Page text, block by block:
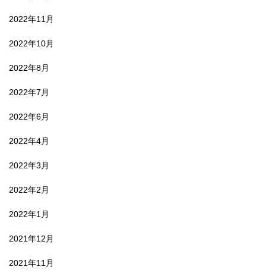
2022年11月
2022年10月
2022年8月
2022年7月
2022年6月
2022年4月
2022年3月
2022年2月
2022年1月
2021年12月
2021年11月